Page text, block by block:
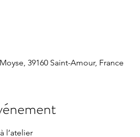
39160 Saint-Amour, France
l’atelier